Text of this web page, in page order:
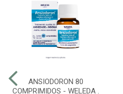
ANSIODORON 80
COMPRIMIDOS - WELEDA .